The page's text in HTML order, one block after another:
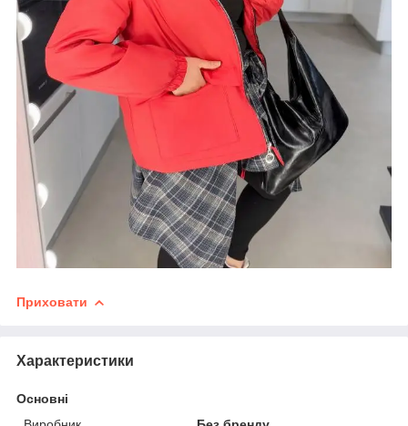
Приховати
Характеристики
Основні